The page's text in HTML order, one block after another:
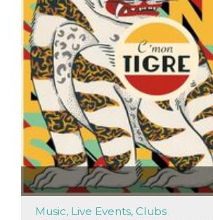
Music, Live Events, Clubs